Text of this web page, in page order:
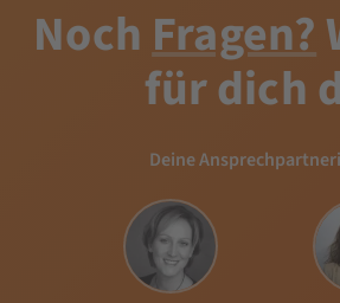
NochFragen?
für dich
Deine